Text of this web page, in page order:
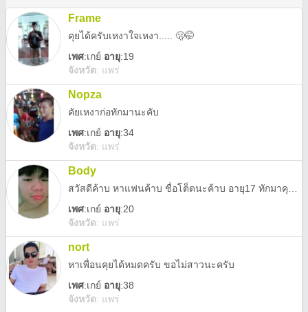
Frame
คุยได้ครับ​เหงาใจเหงา..... 🫢🤭
เพศ:เกย์ อายุ:19
จังหวัด: แพร่
Nopza
คัยเหงาก่อทักมานะคับ
เพศ:เกย์ อายุ:34
จังหวัด: แพร่
Body
เพศ:เกย์ อายุ:20
จังหวัด: แพร่
nort
หาเพื่อนคุยได้หมดครับ ขอไม่สาวนะครับ
เพศ:เกย์ อายุ:38
จังหวัด: แพร่